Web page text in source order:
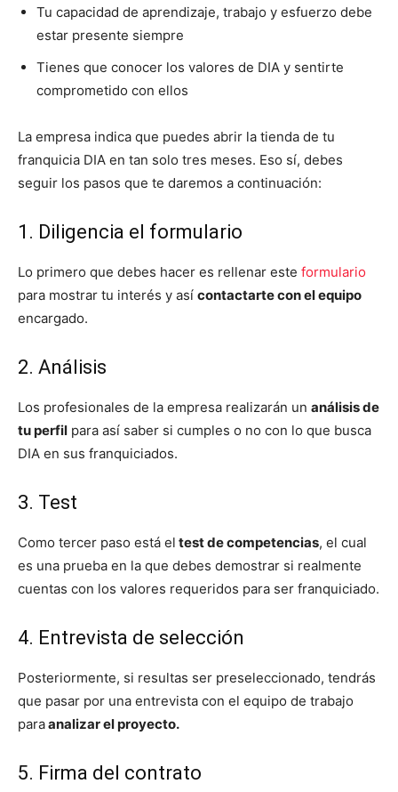
Tu capacidad de aprendizaje, trabajo y esfuerzo debe
estar presente siempre
Tienes que conocer los valores de DIA y sentirte
comprometido con ellos
La empresa indica que puedes abrir la tienda de tu
franquicia DIA en tan solo tres meses. Eso sí, debes
seguir los pasos que te daremos a continuación:
1. Diligencia el formulario
Lo primero que debes hacer es rellenar este formulario
para mostrar tu interés y así contactarte con el equipo
encargado.
2. Análisis
Los profesionales de la empresa realizarán un análisis de
tu perfil para así saber si cumples o no con lo que busca
DIA en sus franquiciados.
3. Test
Como tercer paso está el test de competencias, el cual
es una prueba en la que debes demostrar si realmente
cuentas con los valores requeridos para ser franquiciado.
4. Entrevista de selección
Posteriormente, si resultas ser preseleccionado, tendrás
que pasar por una entrevista con el equipo de trabajo
paraanalizar el proyecto.
5. Firma del contrato